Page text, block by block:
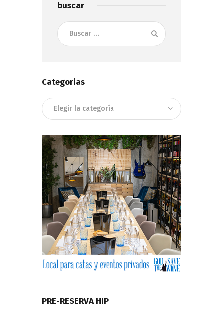
buscar
Buscar:
Categorias
Categorias
PRE-RESERVA HIP